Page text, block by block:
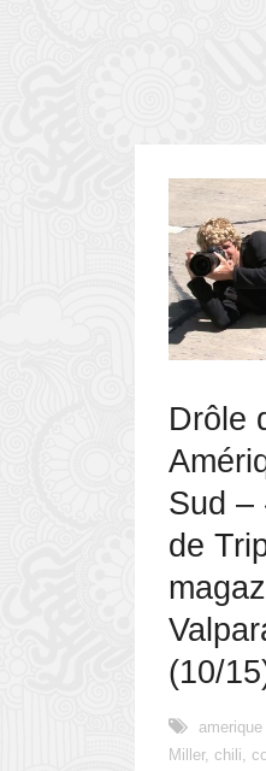
Drôle
Sud –
de
(10/
amerique
Miller, chili